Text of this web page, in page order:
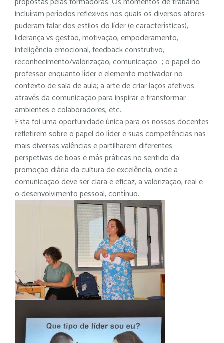
incluíram períodos reflexivos nos quais os diversos atores
puderam falar dos estilos do líder (e características),
liderança vs gestão, motivação, empoderamento,
inteligência emocional, feedback construtivo,
reconhecimento/valorização, comunicação…; o papel do
professor enquanto líder e elemento motivador no
contexto de sala de aula; a arte de criar laços afetivos
através da comunicação para inspirar e transformar
ambientes e colaboradores, etc..
Esta foi uma oportunidade única para os nossos docentes
refletirem sobre o papel do líder e suas competências nas
mais diversas valências e partilharem diferentes
perspetivas de boas e más práticas no sentido da
promoção diária da cultura de excelência, onde a
comunicação deve ser clara e eficaz, a valorização, real e
o desenvolvimento pessoal, contínuo.